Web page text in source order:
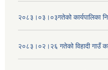
२०८३।०३।०३गतेको कार्यपालिका
२०८३।०२।२६ गतेको विहादी गाउँ